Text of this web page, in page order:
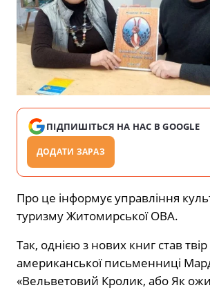
ПІДПИШІТЬСЯ НА НАС В GOOGLE
ДОДАТИ ЗАРАЗ
Про це інформує управління
туризму Житомирської ОВА.
Так, однією з нових книг став
американської письменниці
«Вельветовий Кролик, або Як